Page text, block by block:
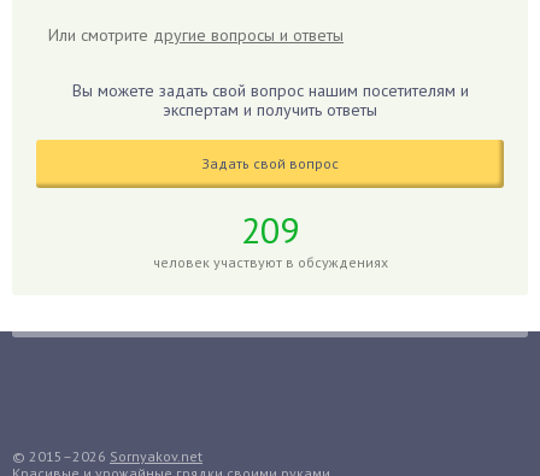
Гладиолусы
Голубика
Груши
Или смотрите другие вопросы и ответы
Вы можете задать свой вопрос нашим посетителям и
экспертам и получить ответы
Задать свой вопрос
209
человек участвуют в обсуждениях
© 2015–2026 Sornyakov.net